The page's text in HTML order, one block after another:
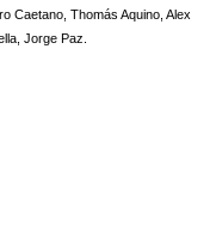
Caetano, Thomás Aquino, Alex
Jorge Paz.